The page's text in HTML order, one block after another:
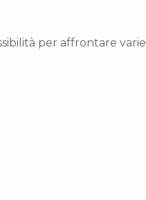
per affrontare varie